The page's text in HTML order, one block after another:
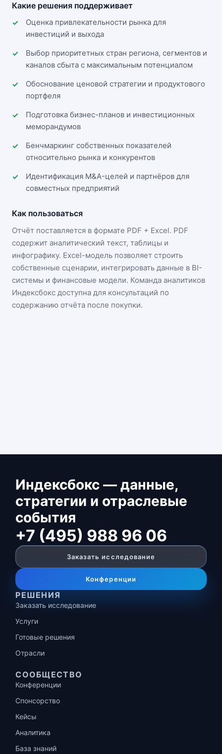
Какие решения поддерживает
Оценка привлекательности рынка для
инвестиций и выхода
Выбор приоритетных стран региона, сегментов и
каналов сбыта с максимальным потенциалом
Обоснование ценовой стратегии и продуктового
портфеля
Подготовка бизнес-планов и инвестиционных
меморандумов
Бенчмаркинг собственных показателей
относительно рынка и конкурентов
Идентификация M&A-целей и партнёров для
совместных предприятий
Как пользоваться
Отчёт поставляется в формате PDF + Excel. PDF
содержит аналитический текст, таблицы и
инфографику. Excel-модель позволяет строить
собственные сценарии, интегрировать данные в BI-
системы и финансовые модели. Команда аналитиков
Индексбокс доступна для консультаций по
содержанию отчёта после покупки.
Индексбокс — данные,
стратегии и отраслевые
события
+7 (495) 988 96 06
Заказать исследование
Конференции
РЕШЕНИЯ
Заказать исследование
Услуги
Готовые решения
Отрасли
СООБЩЕСТВО
Конференции
Спонсорство
Кейсы
Аналитика
База знаний